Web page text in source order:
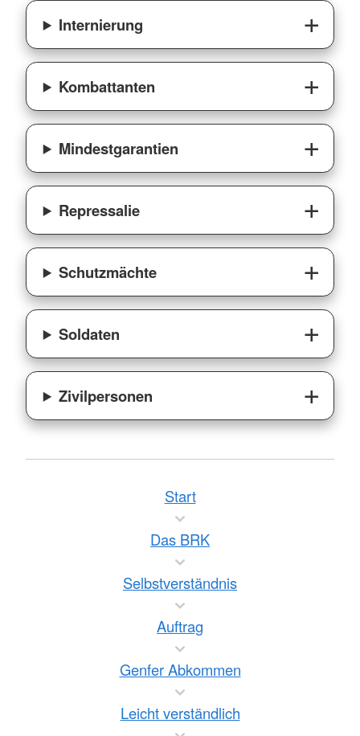
Internierung
Kombattanten
Mindestgarantien
Repressalie
Schutzmächte
Soldaten
Zivilpersonen
Start
Das BRK
Selbstverständnis
Auftrag
Genfer Abkommen
Leicht verständlich